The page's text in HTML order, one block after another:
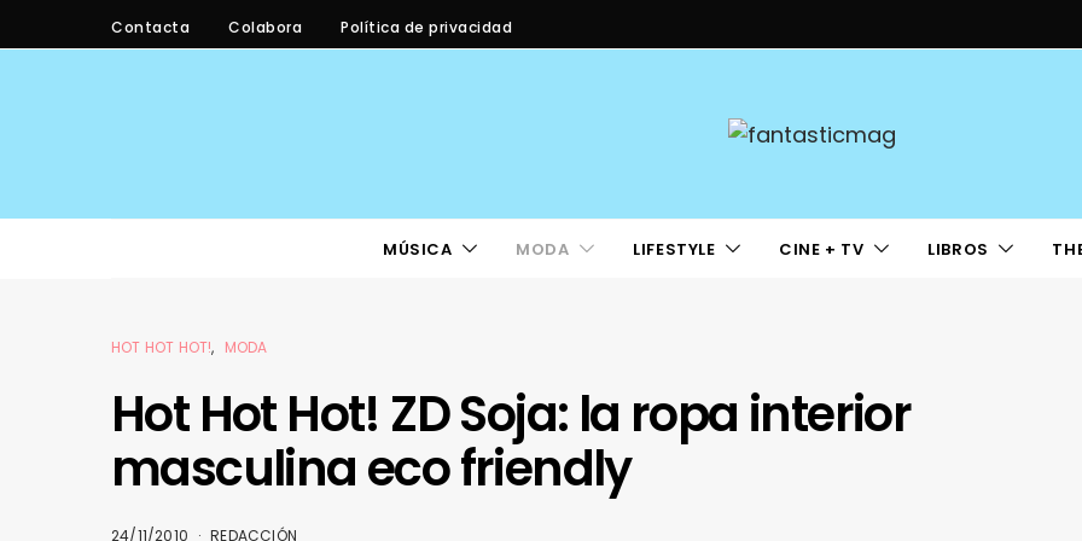
Contacta Colabora Política de privacidad
MÚSICA MODA LIFESTYLE CINE + TV LIBROS
HOT HOT HOT! MODA
Hot Hot Hot! ZD Soja: la ropa interior
masculina eco friendly
24/11/2010 REDACCIÓN